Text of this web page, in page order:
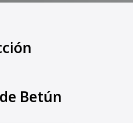
Betún